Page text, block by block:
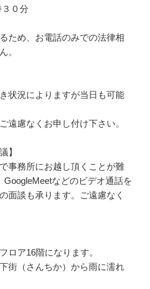
０分
ため、お電話のみでの法律相
。
状況によりますが当日も可能
遠慮なくお申し付け下さい。
】
事務所にお越し頂くことが難
GoogleMeetなどのビデオ通話を
面談も承ります。ご遠慮なく
ロア16階になります。
街（さんちか）から雨に濡れ